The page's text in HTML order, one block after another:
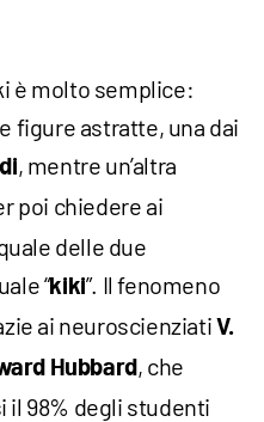
è molto semplice:
figure astratte, una dai
, mentre un’altra
poi chiedere ai
delle due
“kiki”. Il fenomeno
ai neuroscienziati V.
Hubbard, che
il 98% degli studenti